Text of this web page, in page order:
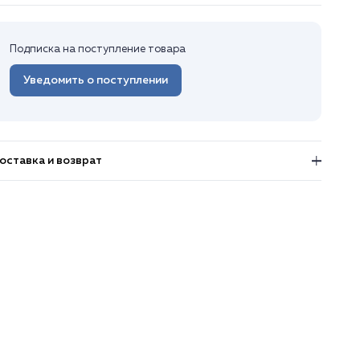
Подписка на поступление товара
Уведомить о поступлении
и возврат